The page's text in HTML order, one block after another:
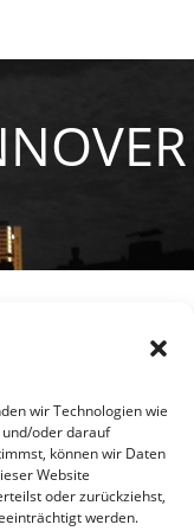
wir Technologien wie
oder darauf
können wir Daten
Website
oder zurückziehst,
werden.